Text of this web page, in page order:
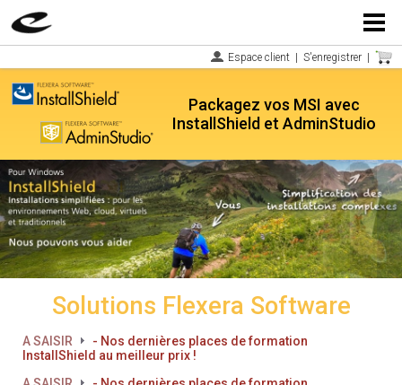
Menu
Espace client S'enregistrer
Packagez vos MSI avec
InstallShield et AdminStudio
Solutions Flexera Software
A SAISIR
- Nos dernières places de formation
InstallShield au meilleur prix !